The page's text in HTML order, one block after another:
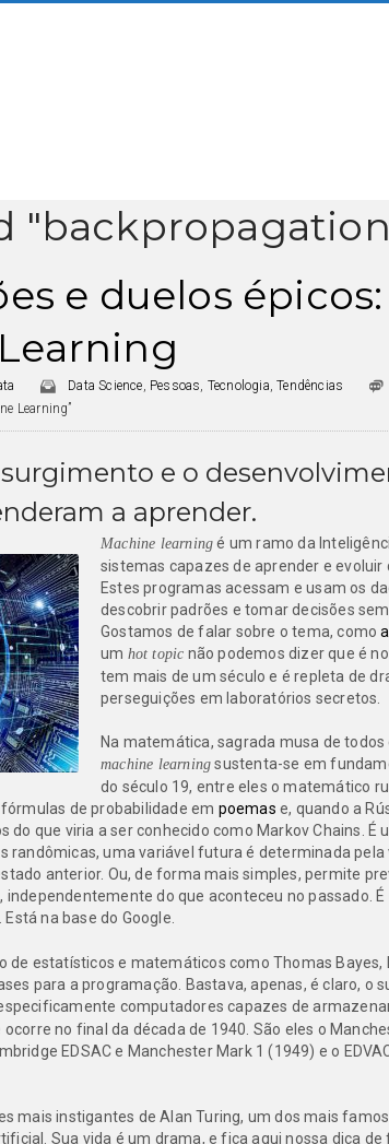
e duelos
Data Science, Pessoas, Tecnologia,Tendências
Learning”
e o
a aprender.
Machine learning é um ramo da
sistemas capazes de aprender e evoluir
Estes programas acessam e usam os
descobrir padrões e tomar decisões
Gostamos de falar sobre o tema, como
um hot topic não podemos dizer que é
tem mais de um século e é repleta de
perseguições em laboratórios secretos.
Na matemática, sagrada musa de
machine learning sustenta-se em
do século 19, entre eles o matemático
de probabilidade em poemas e, quando a
do que viria a ser conhecido como Markov Chains. É
randômicas, uma variável futura é determinada
anterior. Ou, de forma mais simples, permite
independentemente do que aconteceu no passado.
. Está na base do Google.
de estatísticos e matemáticos como Thomas Bayes,
para a programação. Bastava, apenas, é claro, o
computadores capazes de
no final da década de 1940. São eles o
EDSAC e Manchester Mark 1 (1949) e o
mais instigantes de Alan Turing, um dos mais
Sua vida é um drama, e fica aqui nossa dica de